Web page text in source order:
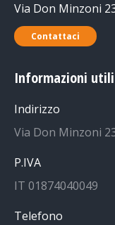
Via Don Minzoni
Contattaci
Informazioni utili
Indirizzo
Via Don Minzoni
P.IVA
IT 01874040049
Telefono